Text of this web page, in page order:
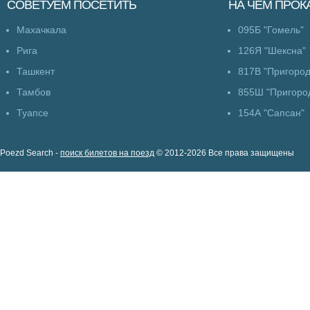
СОВЕТУЕМ ПОСЕТИТЬ
Махачкала
Рига
Ташкент
Тамбов
Туапсе
НА ЧЁМ
095Б "Гомель"
126Я "Шексна"
817В
855Ш
154А "Сапсан"
Poezd Search - поиск билетов на поезд © 2012-2026 Все права защищены